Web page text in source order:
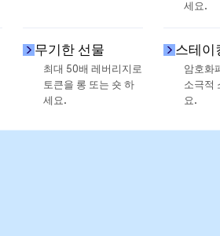
세요.
무기한 선물
최대 50배 레버리지로
토큰을 롱 또는 숏 하
세요.
스테이
암호화
소극적
요.